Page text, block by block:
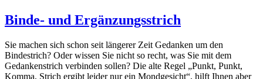
Binde- und Ergänzungsstrich
Sie machen sich schon seit längerer Zeit Gedanken um den
Bindestrich? Oder wissen Sie nicht so recht, was Sie mit dem
Gedankenstrich verbinden sollen? Die alte Regel „Punkt, Punkt,
Komma, Strich ergibt leider nur ein Mondgesicht“, hilft Ihnen aber